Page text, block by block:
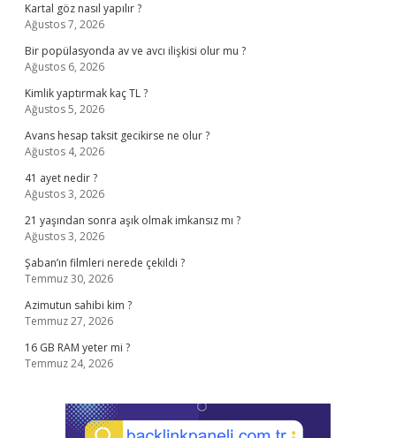
Kartal göz nasıl yapılır ?
Ağustos 7, 2026
Bir popülasyonda av ve avcı ilişkisi olur mu ?
Ağustos 6, 2026
Kimlik yaptırmak kaç TL ?
Ağustos 5, 2026
Avans hesap taksit gecikirse ne olur ?
Ağustos 4, 2026
41 ayet nedir ?
Ağustos 3, 2026
21 yaşından sonra aşık olmak imkansız mı ?
Ağustos 3, 2026
Şaban’ın filmleri nerede çekildi ?
Temmuz 30, 2026
Azimutun sahibi kim ?
Temmuz 27, 2026
16 GB RAM yeter mi ?
Temmuz 24, 2026